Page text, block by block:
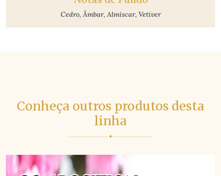
Cedro, Âmbar, Almíscar, Vetiver
Conheça outros produtos desta
linha
✦